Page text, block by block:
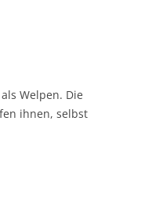
Welpen. Die
ihnen, selbst